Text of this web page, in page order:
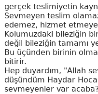
gerçek teslimiyetin
Sevmeyen teslim
edemez, hizmet
Kolumuzdaki bileziğin bir
değil bileziğin tamamı
Bu üçünden birinin
bitirir.
Hep duyardım, "Allah
düşündüm Haydar Hoca
sevmeyenler var